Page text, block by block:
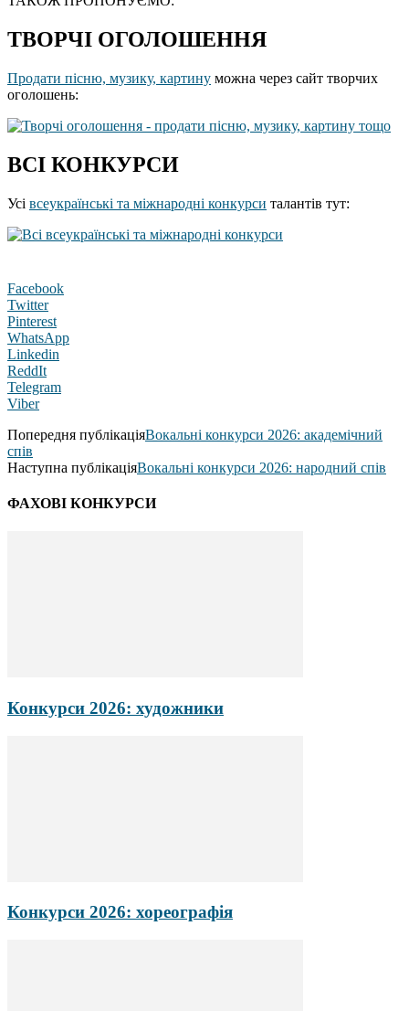
ТВОРЧІ ОГОЛОШЕННЯ
Продати пісню, музику, картину можна через сайт творчих
оголошень:
ВСІ КОНКУРСИ
Усі всеукраїнські та міжнародні конкурси талантів тут:
Facebook
Twitter
Pinterest
WhatsApp
Linkedin
ReddIt
Telegram
Viber
Попередня публікаціяВокальні конкурси 2026: академічний
спів
Наступна публікаціяВокальні конкурси 2026: народний спів
ФАХОВІ КОНКУРСИ
Конкурси 2026: художники
Конкурси 2026: хореографія